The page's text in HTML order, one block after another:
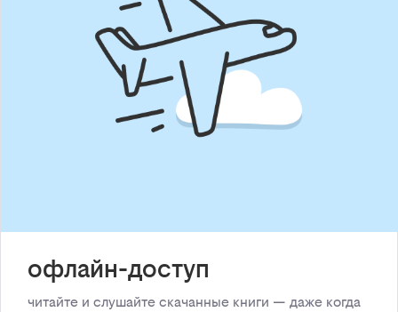
офлайн-доступ
читайте и слушайте скачанные книги — даже когда